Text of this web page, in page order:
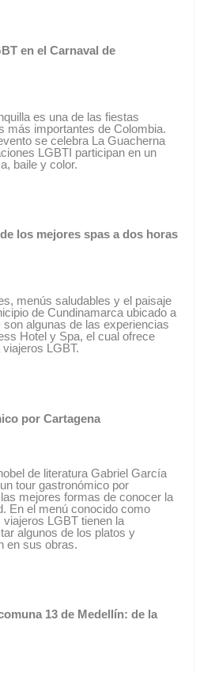
en el Carnaval de
es una de las fiestas
más importantes de Colombia.
se celebra La Guacherna
LGBTI participan en un
baile y color.
los mejores spas a dos horas
menús saludables y el paisaje
de Cundinamarca ubicado a
algunas de las experiencias
Hotel y Spa, el cual ofrece
LGBT.
por Cartagena
de literatura Gabriel García
tour gastronómico por
mejores formas de conocer la
En el menú conocido como
viajeros LGBT tienen la
algunos de los platos y
en sus obras.
13 de Medellín: de la